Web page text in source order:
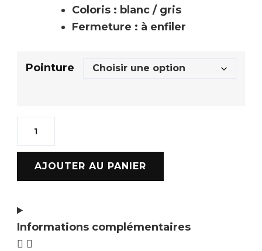
Coloris : blanc / gris
Fermeture : à enfiler
Pointure
AJOUTER AU PANIER
Informations complémentaires